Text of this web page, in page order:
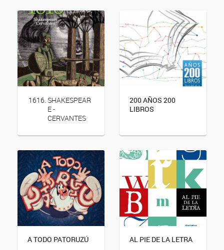
SHAKESPEAR
E -
CERVANTES
200 AÑOS 200
LIBROS
A TODO PATORUZÚ AL PIE DE LA LETRA